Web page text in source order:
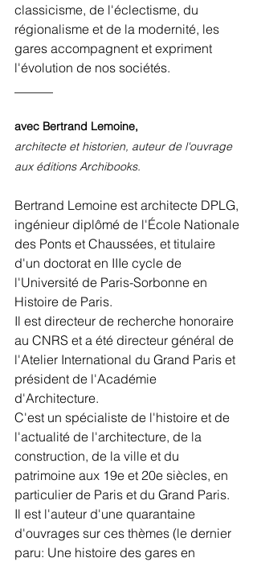
classicisme, de l'éclectisme, du
régionalisme et de la modernité, les
gares accompagnent et expriment
l'évolution de nos sociétés.
avec Bertrand Lemoine,
architecte et historien, auteur de l'ouvrage
aux éditions Archibooks.
Bertrand Lemoine est architecte DPLG,
ingénieur diplômé de l'École Nationale
des Ponts et Chaussées, et titulaire
d'un doctorat en IIIe cycle de
l'Université de Paris-Sorbonne en
Histoire de Paris.
Il est directeur de recherche honoraire
au CNRS et a été directeur général de
l'Atelier International du Grand Paris et
président de l'Académie
d'Architecture.
C'est un spécialiste de l'histoire et de
l'actualité de l'architecture, de la
construction, de la ville et du
patrimoine aux 19e et 20e siècles, en
particulier de Paris et du Grand Paris.
Il est l'auteur d'une quarantaine
d'ouvrages sur ces thèmes (le dernier
paru: Une histoire des gares en